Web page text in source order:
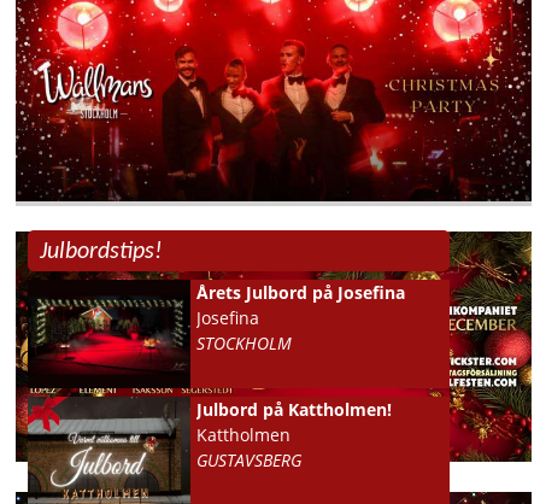
Julbordstips!
Årets Julbord på Josefina
Josefina
STOCKHOLM
Julbord på Kattholmen!
Kattholmen
GUSTAVSBERG